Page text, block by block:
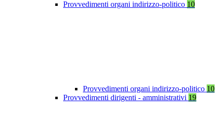
Provvedimenti organi indirizzo-politico 10
Provvedimenti organi indirizzo-politico 10
Provvedimenti dirigenti - amministrativi 19